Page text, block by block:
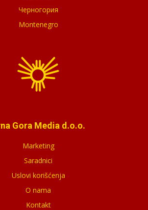
Черногория
Montenegro
Gora Media d.o.o.
Marketing
Saradnici
Uslovi korišćenja
O nama
Kontakt